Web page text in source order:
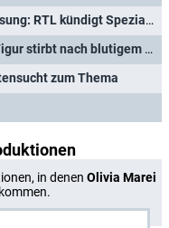
"GZSZ"-Krimi vor der Auflösung: RTL kündigt Spezialfolge an
"GZSZ" goes Krimi: Diese Figur stirbt nach blutigem Mord den Serientod
zum Thema
in denen Olivia Marei